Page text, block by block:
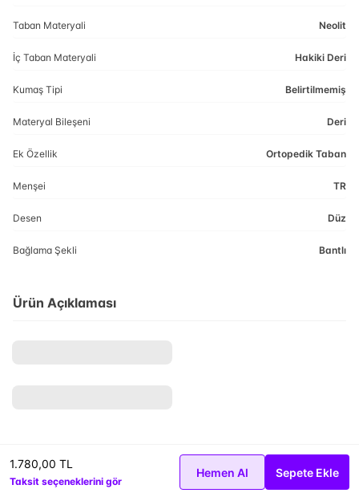
1.780,00 TL
Taksit seçeneklerini gör
Hemen Al Sepete Ekle
Taban Materyali Neolit
İç Taban Materyali Hakiki Deri
Kumaş Tipi Belirtilmemiş
Materyal Bileşeni Deri
Ek Özellik Ortopedik Taban
Menşei TR
Desen Düz
Bağlama Şekli Bantlı
Ürün Açıklaması